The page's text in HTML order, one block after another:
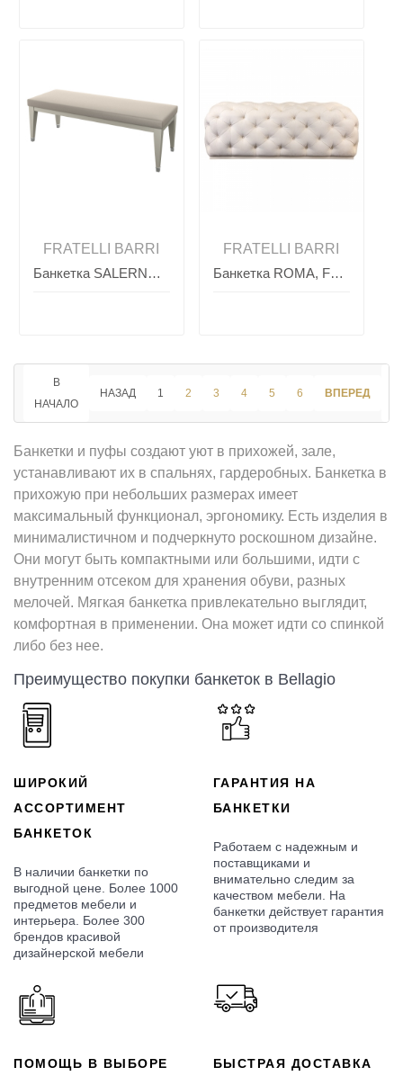
FRATELLI BARRI
Банкетка SALERNO, FRATELLI BARRI
FRATELLI BARRI
Банкетка ROMA, FRATELLI BARRI
В
НАЧАЛО
НАЗАД 1 2 3 4 5 6
ВПЕРЕД
Банкетки и пуфы создают уют в прихожей, зале,
устанавливают их в спальнях, гардеробных. Банкетка в
прихожую при небольших размерах имеет
максимальный функционал, эргономику. Есть изделия в
минималистичном и подчеркнуто роскошном дизайне.
Они могут быть компактными или большими, идти с
внутренним отсеком для хранения обуви, разных
мелочей. Мягкая банкетка привлекательно выглядит,
комфортная в применении. Она может идти со спинкой
либо без нее.
Преимущество покупки банкеток в Bellagio
ШИРОКИЙ
АССОРТИМЕНТ
БАНКЕТОК
В наличии банкетки по
выгодной цене. Более 1000
предметов мебели и
интерьера. Более 300
брендов красивой
дизайнерской мебели
ГАРАНТИЯ НА
БАНКЕТКИ
Работаем с надежным и
поставщиками и
внимательно следим за
качеством мебели. На
банкетки действует гарантия
от производителя
ПОМОЩЬ В ВЫБОРЕ БЫСТРАЯ ДОСТАВКА